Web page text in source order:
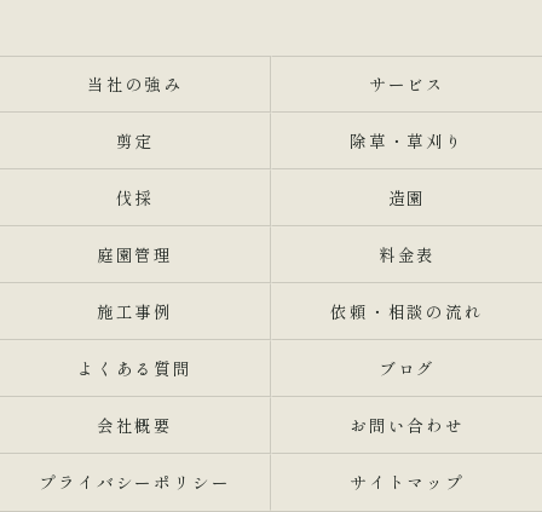
当社の強み サービス
剪定 除草・草刈り
伐採 造園
庭園管理 料金表
施工事例 依頼・相談の流れ
よくある質問 ブログ
会社概要 お問い合わせ
プライバシーポリシー サイトマップ